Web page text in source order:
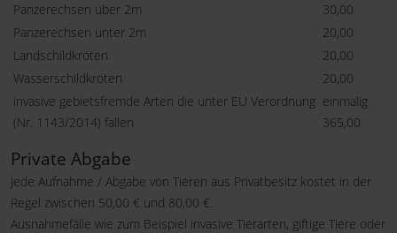
Panzerechsen über 2m
30,00
Panzerechsen unter 2m
20,00
Landschildkröten
20,00
Wasserschildkröten
20,00
invasive gebietsfremde Arten die unter EU Verordnung
(Nr. 1143/2014) fallen
einmalig
365,00
Private Abgabe
Jede Aufnahme / Abgabe von Tieren aus Privatbesitz kostet in der
Regel zwischen 50,00 € und 80,00 €.
Ausnahmefälle wie zum Beispiel invasive Tierarten, giftige Tiere oder